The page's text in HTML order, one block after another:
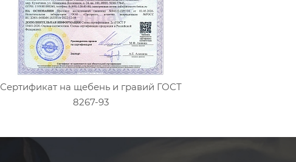
Сертификат на щебень и гравий ГОСТ
8267-93